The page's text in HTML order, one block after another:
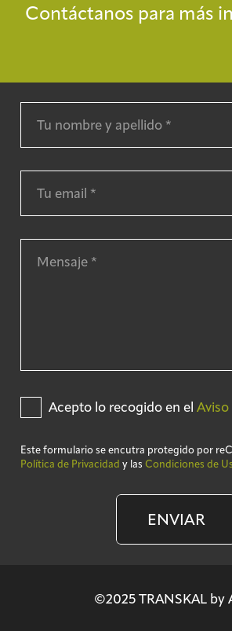
Contáctanos para más
Acepto lo recogido en el Aviso
Este formulario se encutra protegido por
Política de Privacidad y las Condiciones de
ENVIAR
©2025 TRANSKAL by